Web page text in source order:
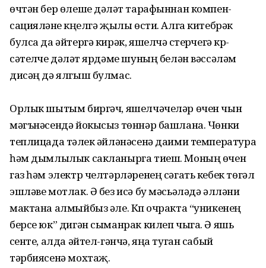
өчтән бер өлеше дәүләт тарафыннан компен­
сацияләнүе күңелгә җылы өсти. Алга китебрәк
булса да әйтергә кирәк, яшелчә үстерүчегә күр­
сәтелүче дәүләт ярдәме шуның белән вәссәләм
дисәң дә ялгыш булмас.
Орлык шытым биргәч, яшелчә­челәр өчен чын
мәгънәсендә йокысыз төннәр башлана. Чөнки
теплицада тәүлек әйләнәсенә даими температура
һәм дымлылык сакланырга тиеш. Моның өчен
газ һәм электр челтәрлә­ренең сәгать кебек төгәл
эшләве мотлак. Ә без исә бу мәсьәләдә әлләни
мактана алмыйбыз әле. Күп очракта “уникенең
берсе юк” дигән сыманрак килеп чыга. Ә яшь
үсенте, алда әйтел-гәнчә, яңа туган сабый
тәрбиясенә мохтаҗ.